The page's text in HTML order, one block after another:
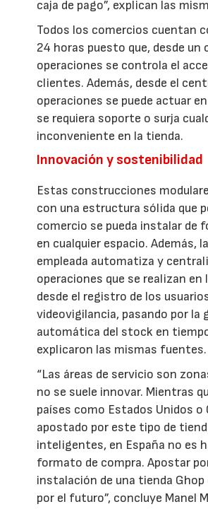
caja de pago”, explican las
Todos los comercios cuentan
24 horas puesto que, desde un
operaciones se controla el
clientes. Además, desde el
operaciones se puede actuar
se requiera soporte o surja
inconveniente en la tienda.
Innovación y sostenibilidad
Estas construcciones
con una estructura sólida que
comercio se pueda instalar de
en cualquier espacio. Además,
empleada automatiza y
operaciones que se realizan en
desde el registro de los
videovigilancia, pasando por la
automática del stock en
explicaron las mismas fuentes.
“Las áreas de servicio son
no se suele innovar. Mientras
países como Estados Unidos o
apostado por este tipo de
inteligentes, en España no es
formato de compra. Apostar
instalación de una tienda
por el futuro”, concluye Manel